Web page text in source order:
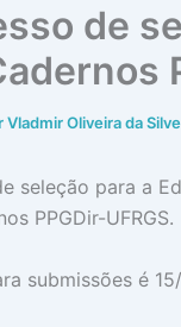
de
Vladmir Oliveira da
seleção para a
PPGDir-UFRGS.
submissões é